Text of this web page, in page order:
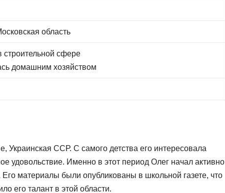
область
сфере
домашним хозяйством
Украинская ССР. С самого детства его интересовала
удовольствие. Именно в этот период Олег начал активно
Его материалы были опубликованы в школьной газете, что
его талант в этой области.